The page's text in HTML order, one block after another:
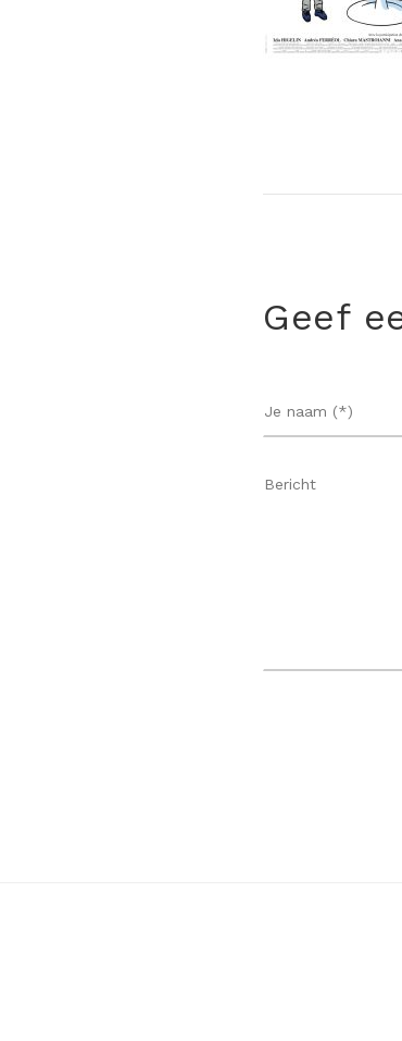
Geef